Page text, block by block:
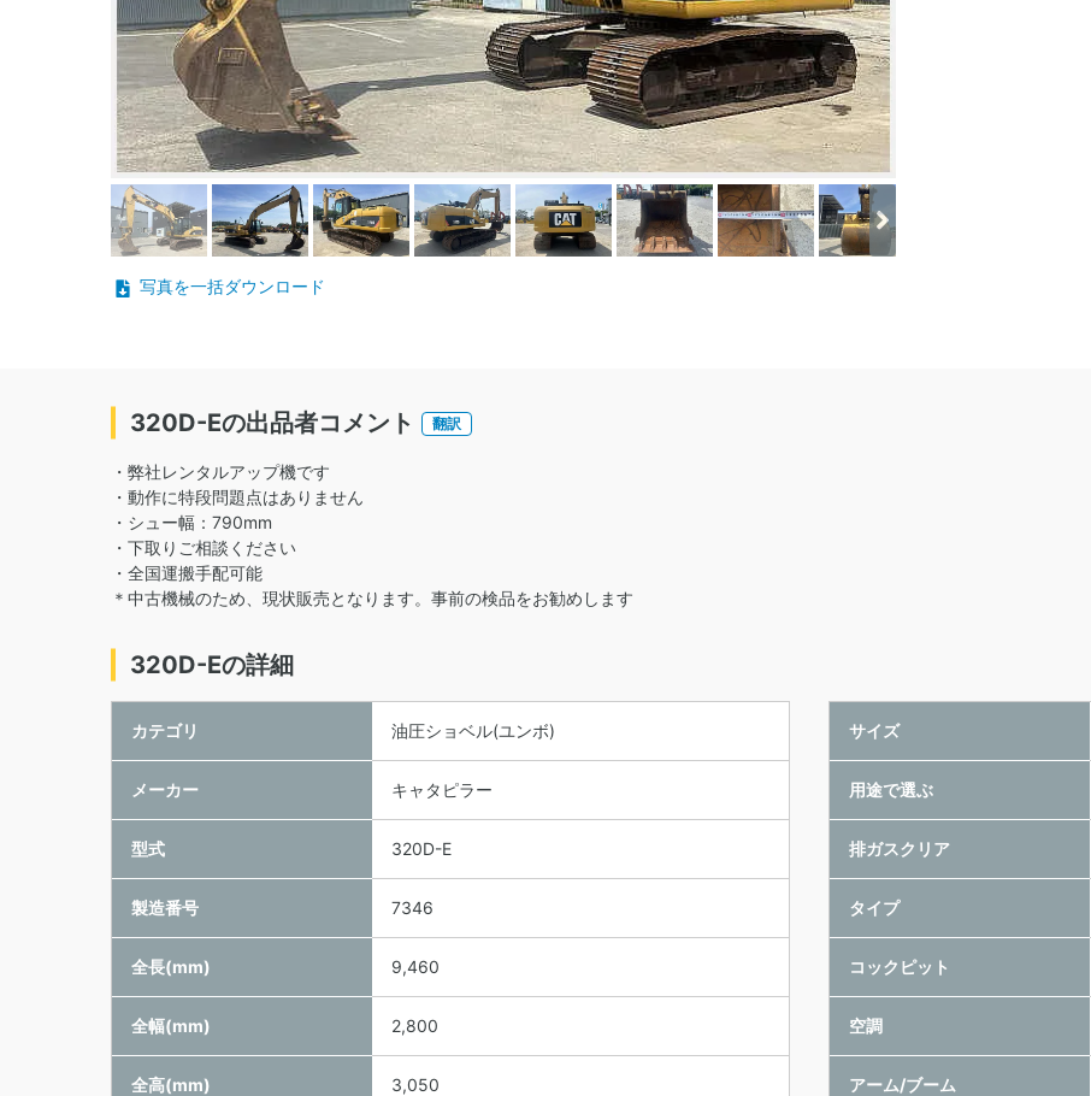
写真を一括ダウンロード
320D-Eの出品者コメント 翻訳
・弊社レンタルアップ機です
・動作に特段問題点はありません
・シュー幅：790mm
・下取りご相談ください
・全国運搬手配可能
＊中古機械のため、現状販売となります。事前の検品をお勧めします
320D-Eの詳細
カテゴリ 油圧ショベル(ユンボ)
メーカー キャタピラー
型式 320D-E
製造番号 7346
全長(mm) 9,460
全幅(mm) 2,800
全高(mm) 3,050
サイズ
用途で選ぶ
排ガスクリア
タイプ
コックピット
空調
アーム/ブーム